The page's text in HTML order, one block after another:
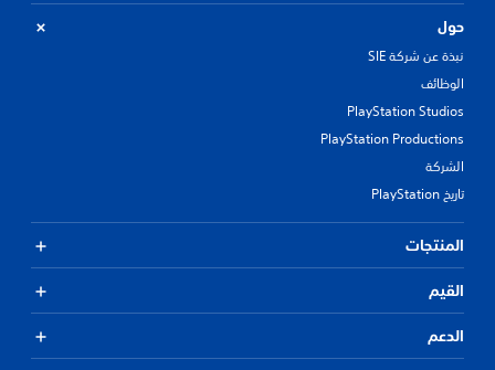
حول
نبذة عن شركة SIE
الوظائف
PlayStation Studios
PlayStation Productions
الشركة
تاريخ PlayStation
المنتجات
القيم
الدعم